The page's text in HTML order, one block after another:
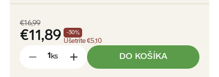
€11,89
€16,99
-30%
Ušetríte €5,10
- ks DO KOŠÍKA